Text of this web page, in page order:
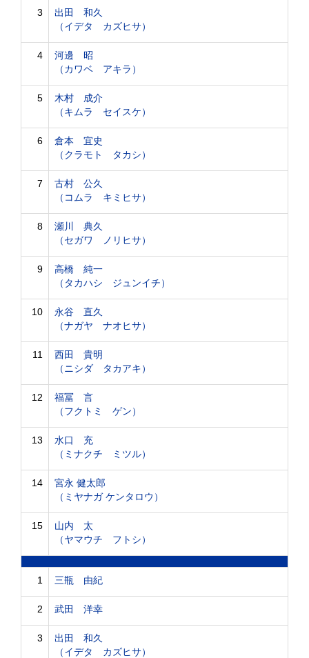
3
出田 和久
（イデタ カズヒサ）
4
河邊 昭
（カワベ アキラ）
5
木村 成介
（キムラ セイスケ）
6
倉本 宜史
（クラモト タカシ）
7
古村 公久
（コムラ キミヒサ）
8
瀬川 典久
（セガワ ノリヒサ）
9
高橋 純一
（タカハシ ジュンイチ）
10
永谷 直久
（ナガヤ ナオヒサ）
11
西田 貴明
（ニシダ タカアキ）
12
福冨 言
（フクトミ ゲン）
13
水口 充
（ミナクチ ミツル）
14
宮永 健太郎
（ミヤナガ ケンタロウ）
15
山内 太
（ヤマウチ フトシ）
1 三瓶 由紀
2 武田 洋幸
3
出田 和久
（イデタ カズヒサ）